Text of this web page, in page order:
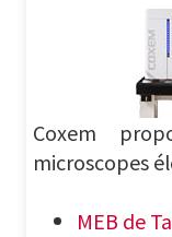
Coxem
microscopes
MEB de